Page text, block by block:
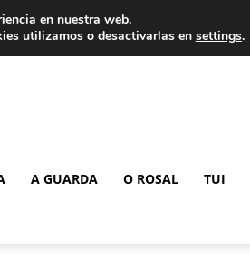
A GUARDA O ROSAL TUI
en nuestra web.
utilizamos o desactivarlas en settings.